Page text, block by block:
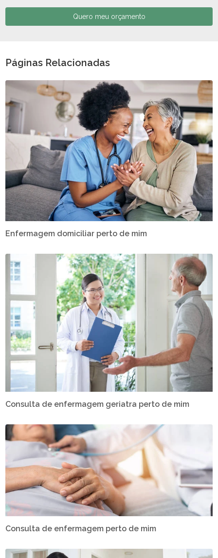
Quero meu orçamento
Páginas Relacionadas
Enfermagem domiciliar perto de mim
Consulta de enfermagem geriatra perto de mim
Consulta de enfermagem perto de mim